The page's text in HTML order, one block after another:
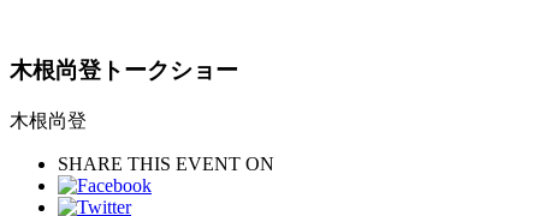
木根尚登トークショー
木根尚登
SHARE THIS EVENT ON